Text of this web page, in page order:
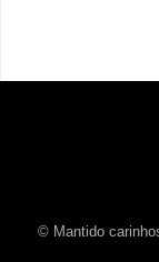
© Mantido